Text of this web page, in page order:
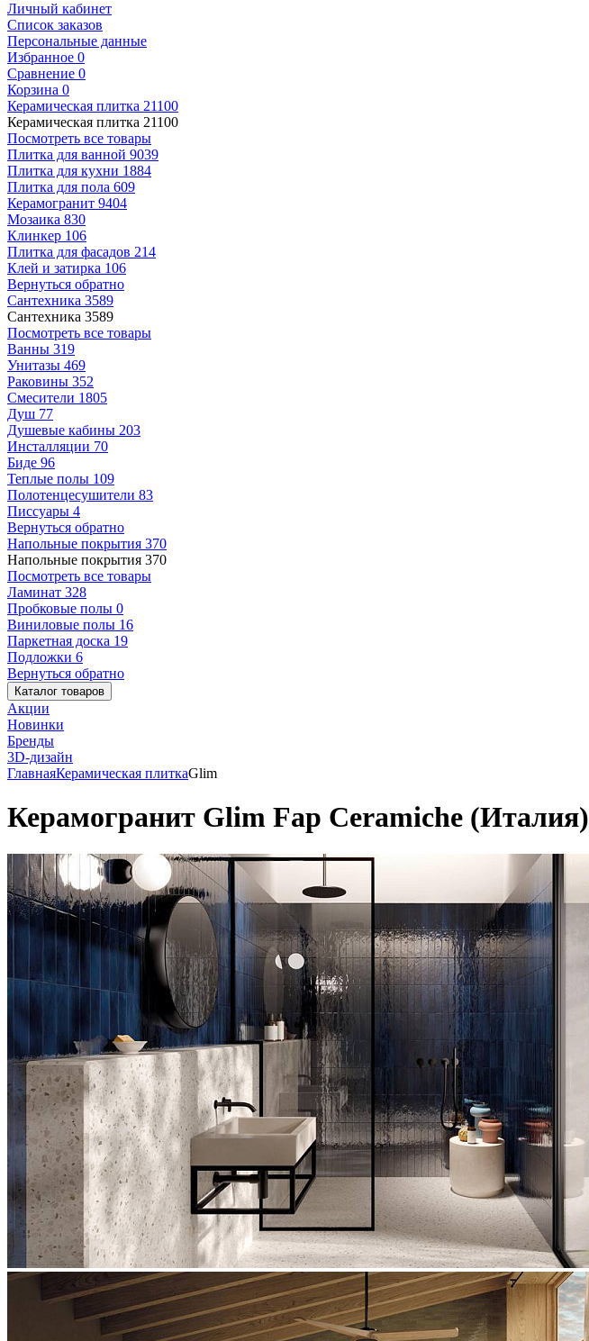
Личный кабинет
Список заказов
Персональные данные
Избранное 0
Сравнение 0
Корзина 0
Керамическая плитка 21100
Керамическая плитка 21100
Посмотреть все товары
Плитка для ванной 9039
Плитка для кухни 1884
Плитка для пола 609
Керамогранит 9404
Мозаика 830
Клинкер 106
Плитка для фасадов 214
Клей и затирка 106
Вернуться обратно
Сантехника 3589
Сантехника 3589
Посмотреть все товары
Ванны 319
Унитазы 469
Раковины 352
Смесители 1805
Душ 77
Душевые кабины 203
Инсталляции 70
Биде 96
Теплые полы 109
Полотенцесушители 83
Писсуары 4
Вернуться обратно
Напольные покрытия 370
Напольные покрытия 370
Посмотреть все товары
Ламинат 328
Пробковые полы 0
Виниловые полы 16
Паркетная доска 19
Подложки 6
Вернуться обратно
Каталог товаров
Акции
Новинки
Бренды
3D-дизайн
ГлавнаяКерамическая плиткаGlim
Керамогранит Glim Fap Ceramiche (Италия)